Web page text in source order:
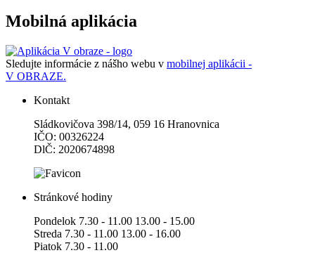
Mobilná aplikácia
Sledujte informácie z nášho webu v mobilnej aplikácii -
V OBRAZE.
Kontakt
Sládkovičova 398/14, 059 16 Hranovnica
IČO: 00326224
DlČ: 2020674898
Stránkové hodiny
Pondelok 7.30 - 11.00 13.00 - 15.00
Streda 7.30 - 11.00 13.00 - 16.00
Piatok 7.30 - 11.00